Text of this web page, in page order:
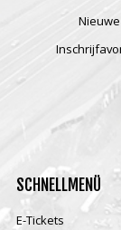
SCHNELLMENÜ
E-Tickets